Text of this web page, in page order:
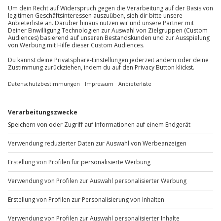
Teilnehmer
Gutschein gültig für 1 Person
Gruppengröße: 2-6 Personen
Hinweis
Du erreichst uns telefonisch zu folgenden Zeiten,
außer an bundesweiten Feiertagen:
Mo-Fr: 8-20 Uhr | Sa: 10-16 Uhr
Du möchtest als Firma bestellen?
Sichere Dir attraktive Firmenkunden Vorteile.
Mo-Fr: 9-17 Uhr
b2b@jochen-schweizer.de
www.b2b.jochen-schweizer.de/
Artikelnummer:63108